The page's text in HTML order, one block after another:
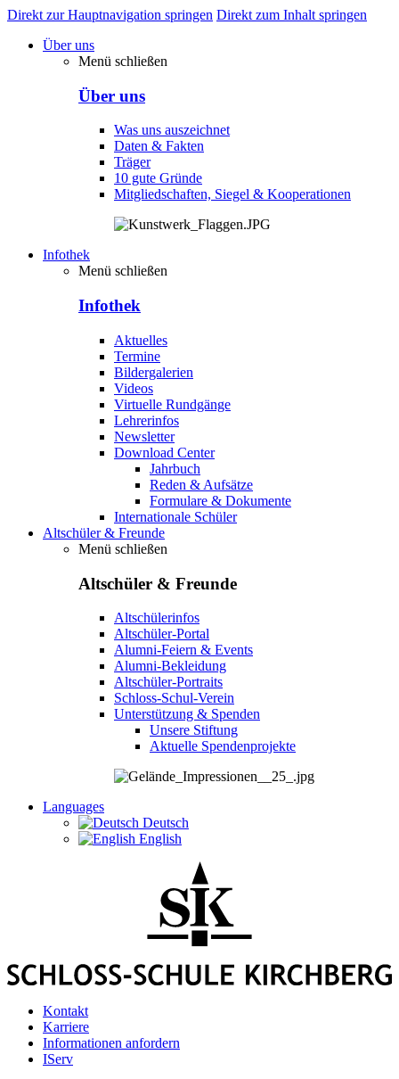
Direkt zur Hauptnavigation springen Direkt zum Inhalt springen
Über uns
Menü schließen
Über uns
Was uns auszeichnet
Daten & Fakten
Träger
10 gute Gründe
Mitgliedschaften, Siegel & Kooperationen
Infothek
Menü schließen
Infothek
Aktuelles
Termine
Bildergalerien
Videos
Virtuelle Rundgänge
Lehrerinfos
Newsletter
Download Center
Jahrbuch
Reden & Aufsätze
Formulare & Dokumente
Internationale Schüler
Altschüler & Freunde
Menü schließen
Altschüler & Freunde
Altschülerinfos
Altschüler-Portal
Alumni-Feiern & Events
Alumni-Bekleidung
Altschüler-Portraits
Schloss-Schul-Verein
Unterstützung & Spenden
Unsere Stiftung
Aktuelle Spendenprojekte
Languages
Deutsch
English
Kontakt
Karriere
Informationen anfordern
IServ